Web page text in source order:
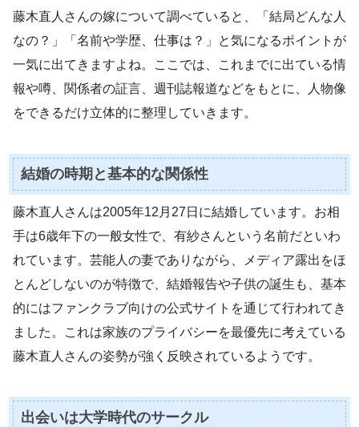
藤木直人さんの嫁について調べていると、「結局どんな人
なの？」「名前や学歴、仕事は？」と気になるポイントが
一気に出てきますよね。ここでは、これまでに出ている情
報や噂、関係者の証言、週刊誌報道などをもとに、人物像
をできるだけ立体的に整理していきます。
結婚の時期と基本的な関係性
藤木直人さんは2005年12月27日に結婚しています。お相
手は6歳年下の一般女性で、有紗さんという名前だといわ
れています。芸能人の妻でありながら、メディア露出をほ
とんどしないのが特徴で、結婚報告や子供の誕生も、基本
的にはファンクラブ向けの公式サイトを通じて行われてき
ました。これは家族のプライバシーを最優先に考えている
藤木直人さんの姿勢が強く反映されているようです。
出会いは大学時代のサークル